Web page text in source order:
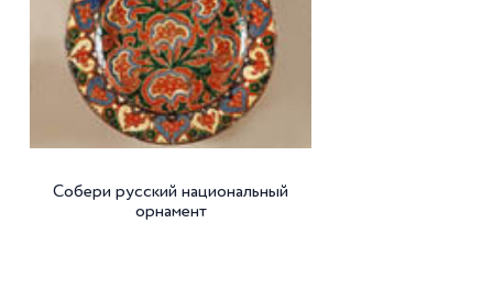
Собери русский национальный
орнамент